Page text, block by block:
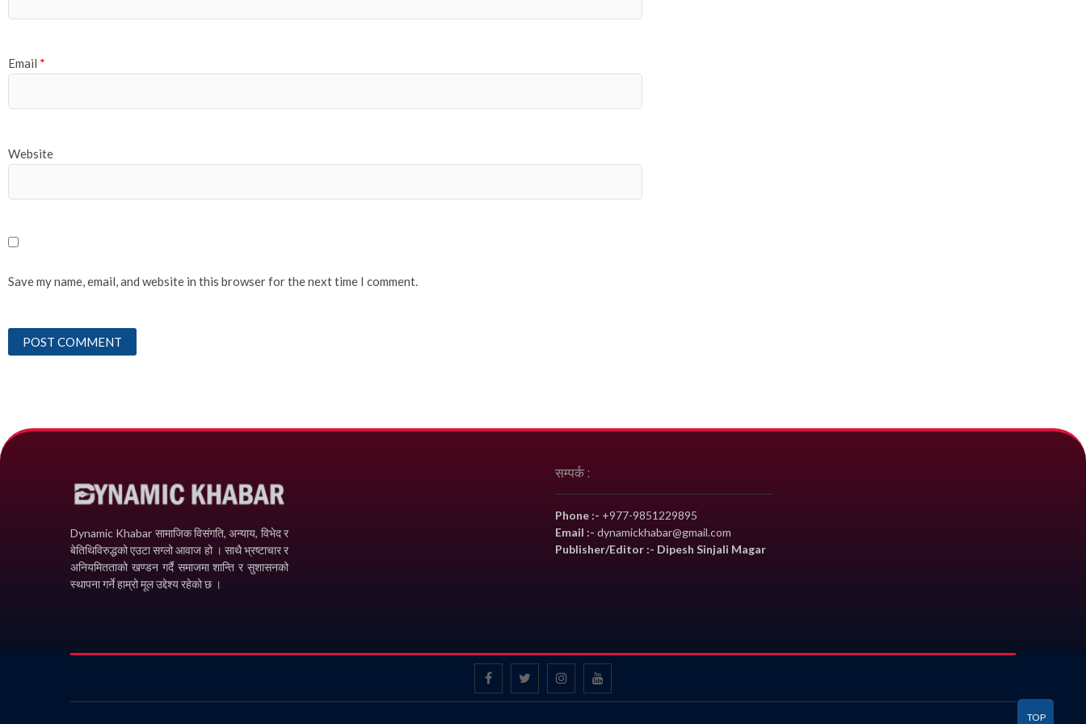
Email *
Website
Save my name, email, and website in this browser for the next time I comment.
Dynamic Khabar सामाजिक विसंगति, अन्याय, विभेद­ र
बेतिथिविरुद्धको एउटा सग्लो आवाज हो । साथै भ्रष्टाचार र
अनियमितताको खण्डन गर्दै समाजमा शान्ति र सुशासनको
स्थापना गर्ने हाम्रो मूल उद्देश्य रहेको छ ।
सम्पर्क :
Phone :- +977-9851229895
Email :- dynamickhabar@gmail.com
Publisher/Editor :- Dipesh Sinjali Magar
TOP